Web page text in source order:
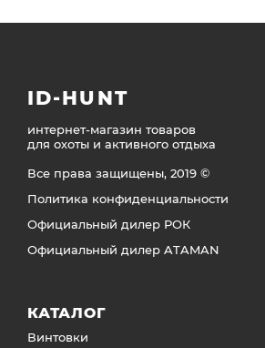
ID-HUNT
интернет-магазин товаров
для охоты и активного отдыха
Все права защищены, 2019 ©
Политика конфиденциальности
Официальный дилер РОК
Официальный дилер ATAMAN
КАТАЛОГ
Винтовки